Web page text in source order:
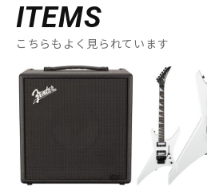
ITEMS
こちらもよく見られています